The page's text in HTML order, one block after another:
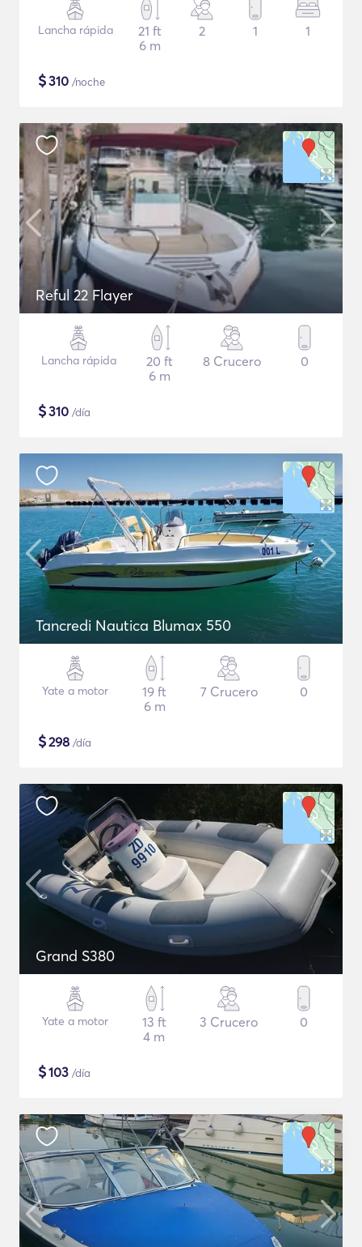
Lancha rápida
21 ft
6 m
2 1 1
$310 /noche
Reful 22 Flayer
Lancha rápida
20 ft
6 m
8 Crucero 0
$310 /día
Tancredi Nautica Blumax 550
Yate a motor
19 ft
6 m
7 Crucero 0
$298 /día
Grand S380
Yate a motor
13 ft
4 m
3 Crucero 0
$103 /día